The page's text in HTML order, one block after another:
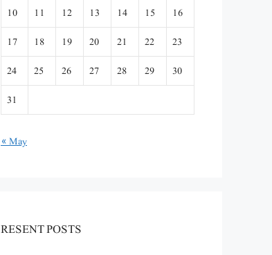
10
11 12 13 14 15
16
17
18 19 20 21 22
23
24
25 26 27 28 29
30
31
« May
RESENT POSTS